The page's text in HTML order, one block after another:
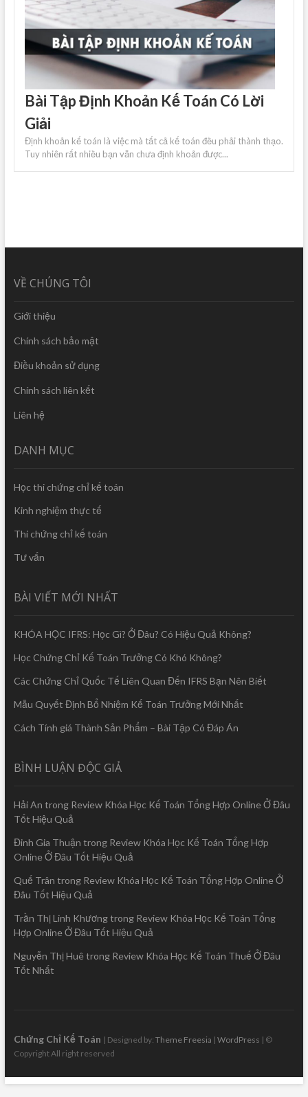
Bài Tập Định Khoản Kế Toán Có Lời
Giải
Định khoản kế toán là việc mà tất cả kế toán đều phải thành thạo.
Tuy nhiên rất nhiều bạn vẫn chưa định khoản được...
VỀ CHÚNG TÔI
Giới thiệu
Chính sách bảo mật
Điều khoản sử dụng
Chính sách liên kết
Liên hệ
DANH MỤC
Học thi chứng chỉ kế toán
Kinh nghiệm thực tế
Thi chứng chỉ kế toán
Tư vấn
BÀI VIẾT MỚI NHẤT
KHÓA HỌC IFRS: Học Gì? Ở Đâu? Có Hiệu Quả Không?
Học Chứng Chỉ Kế Toán Trưởng Có Khó Không?
Các Chứng Chỉ Quốc Tế Liên Quan Đến IFRS Bạn Nên Biết
Mẫu Quyết Định Bổ Nhiệm Kế Toán Trưởng Mới Nhất
Cách Tính giá Thành Sản Phẩm – Bài Tập Có Đáp Án
BÌNH LUẬN ĐỘC GIẢ
Hải An trong Review Khóa Học Kế Toán Tổng Hợp Online Ở Đâu
Tốt Hiệu Quả
Đinh Gia Thuận trong Review Khóa Học Kế Toán Tổng Hợp
Online Ở Đâu Tốt Hiệu Quả
Quế Trân trong Review Khóa Học Kế Toán Tổng Hợp Online Ở
Đâu Tốt Hiệu Quả
Trần Thị Linh Khươngtrong Review Khóa Học Kế Toán Tổng
Hợp Online Ở Đâu Tốt Hiệu Quả
Nguyễn Thị Huêtrong Review Khóa Học Kế Toán Thuế Ở Đâu
Tốt Nhất
Chứng Chỉ Kế Toán | Designed by: Theme Freesia | WordPress | ©
Copyright All right reserved